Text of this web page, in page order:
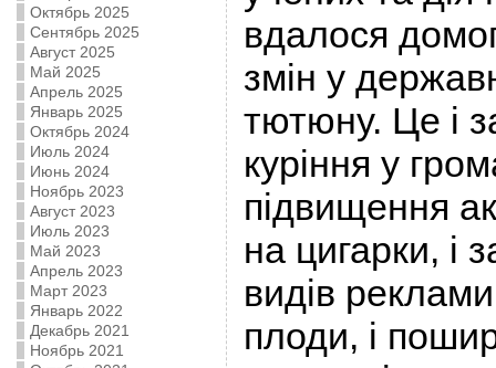
Октябрь 2025
Сентябрь 2025
Август 2025
Май 2025
Апрель 2025
Январь 2025
Октябрь 2024
Июль 2024
Июнь 2024
Ноябрь 2023
Август 2023
Июль 2023
Май 2023
Апрель 2023
Март 2023
Январь 2022
Декабрь 2021
Ноябрь 2021
вдалося
змін у
тютюну. Це і
куріння у
підвищення
на цигарки, і
видів
плоди, і